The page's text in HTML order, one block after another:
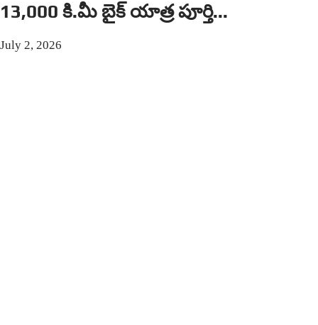
13,000 కి.మీ బైక్ యాత్ర పూర్తి...
July 2, 2026